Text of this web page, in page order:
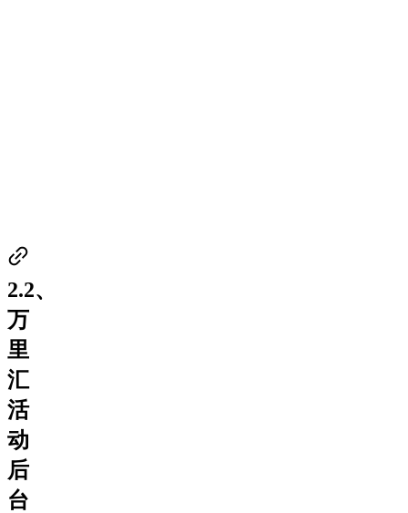
2.2、
万
里
汇
活
动
后
台